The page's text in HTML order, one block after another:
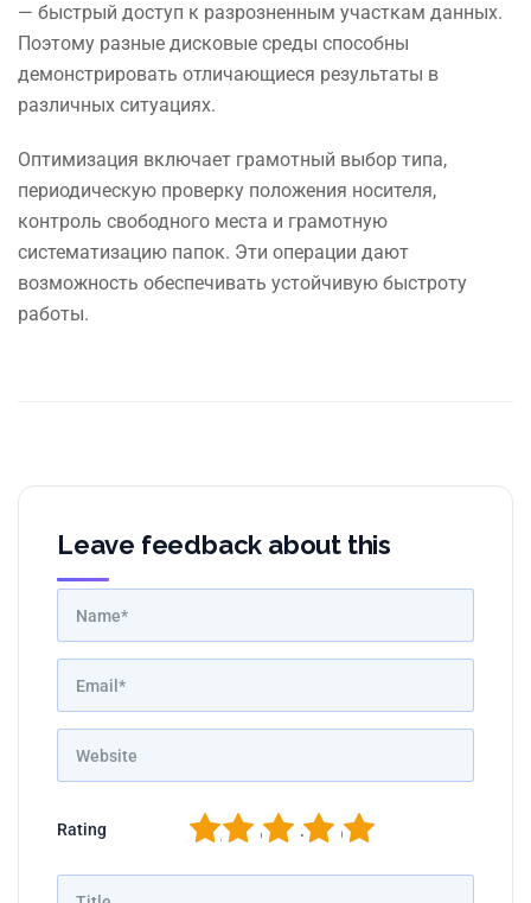
— быстрый доступ к разрозненным участкам данных.
Поэтому разные дисковые среды способны
демонстрировать отличающиеся результаты в
различных ситуациях.
Оптимизация включает грамотный выбор типа,
периодическую проверку положения носителя,
контроль свободного места и грамотную
систематизацию папок. Эти операции дают
возможность обеспечивать устойчивую быстроту
работы.
Leave feedback about this
Rating 5
4
3
2